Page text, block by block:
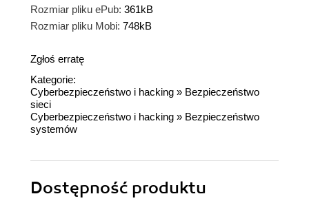
Rozmiar pliku ePub: 361kB
Rozmiar pliku Mobi: 748kB
Zgłoś erratę
Kategorie:
Cyberbezpieczeństwo i hacking » Bezpieczeństwo
sieci
Cyberbezpieczeństwo i hacking » Bezpieczeństwo
systemów
Dostępność produktu